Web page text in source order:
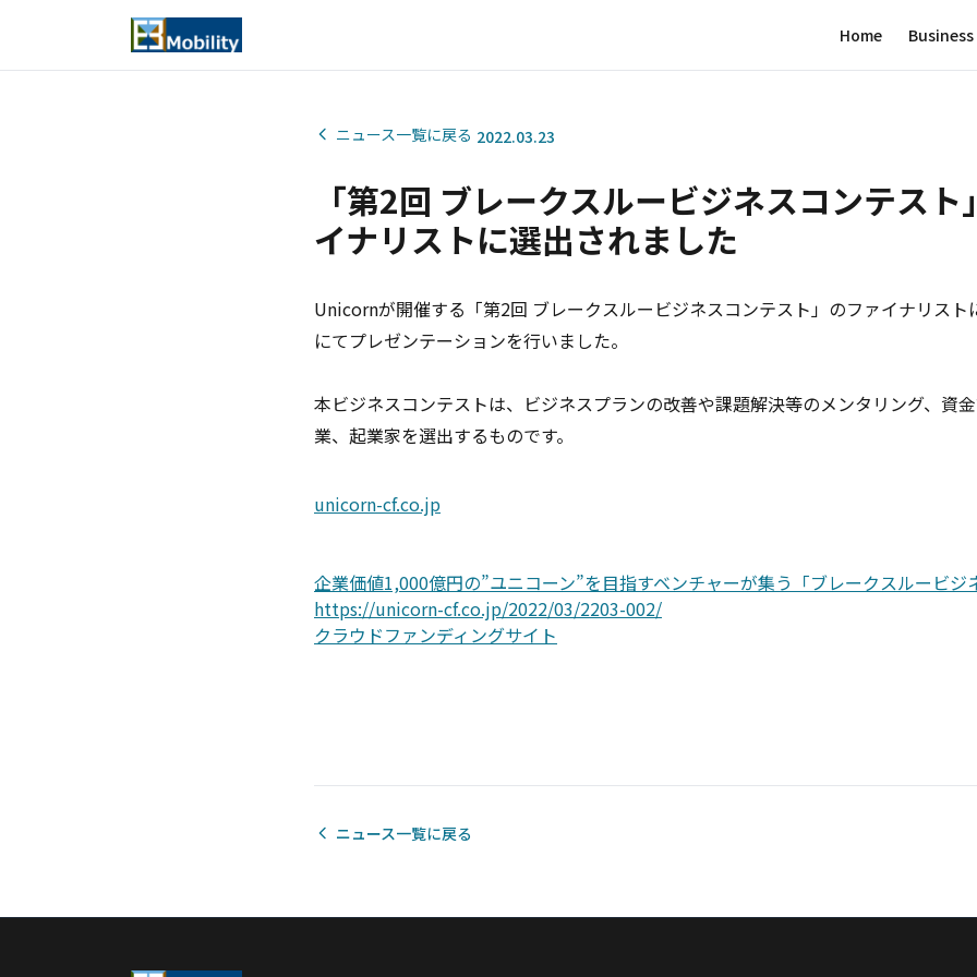
Home Business
ニュース一覧に戻る 2022.03.23
「第2回 ブレークスルービジネスコンテス
イナリストに選出されました
Unicornが開催する「第2回 ブレークスルービジネスコンテスト」のファイナリスト
にてプレゼンテーションを行いました。
本ビジネスコンテストは、ビジネスプランの改善や課題解決等のメンタリング、資
業、起業家を選出するものです。
unicorn-cf.co.jp
企業価値1,000億円の”ユニコーン”を目指すベンチャーが集う「ブレークスルービジ
https://unicorn-cf.co.jp/2022/03/2203-002/
クラウドファンディングサイト
ニュース一覧に戻る